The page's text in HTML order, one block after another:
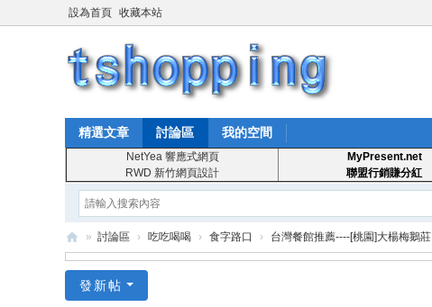
設為首頁 收藏本站
精選文章 討論區 我的空間
NetYea 響應式網頁
RWD 新竹網頁設計
MyPresent.net
聯盟行銷賺分紅
T
» 討論區 › 吃吃喝喝 › 食字路口 › 台灣餐館推薦----[桃園]大楊梅鵝莊
發新帖